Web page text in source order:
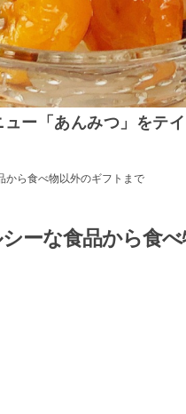
ー「あんみつ」をテ
から食べ物以外のギフトまで
ーな食品から食